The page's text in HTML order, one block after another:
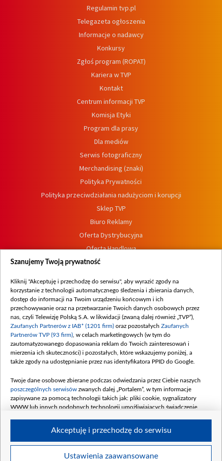
Regulamin tvp.pl
Telegazeta ogłoszenia
Informacje o nadawcy
Konkursy
Zgłoś program (ROPAT)
Kariera w TVP
Kontakt
Centrum informacji TVP
Komisja Etyki
Program dla prasy
Dla mediów
Serwis fotograficzny
Merchandising (znaki)
Polityka Prywatności
Polityka przeciwdziałania nadużyciom i korupcji
Sklep TVP
Biuro Reklamy
Oferta Dystrybucyjna
Oferta Handlowa
Dostępność
Procedura zgłoszeń wewnętrznych
Szanujemy Twoją prywatność
Kliknij "Akceptuję i przechodzę do serwisu", aby wyrazić zgody na
korzystanie z technologii automatycznego śledzenia i zbierania danych,
dostęp do informacji na Twoim urządzeniu końcowym i ich
przechowywanie oraz na przetwarzanie Twoich danych osobowych przez
nas, czyli Telewizję Polską S.A. w likwidacji (zwaną dalej również „TVP”),
Zaufanych Partnerów z IAB* (1201 firm) oraz pozostałych Zaufanych
Partnerów TVP (93 firm) , w celach marketingowych (w tym do
zautomatyzowanego dopasowania reklam do Twoich zainteresowań i
mierzenia ich skuteczności) i pozostałych, które wskazujemy poniżej, a
także zgody na udostępnianie przez nas identyfikatora PPID do Google.
Twoje dane osobowe zbierane podczas odwiedzania przez Ciebie naszych
poszczególnych serwisów zwanych dalej „Portalem”, w tym informacje
zapisywane za pomocą technologii takich jak: pliki cookie, sygnalizatory
WWW lub innych podobnych technologii umożliwiających świadczenie
Twoje dane osobowe zbierane podczas odwiedzania przez Ciebie
Ustawienia zaawansowane
Akceptuję i przechodzę do serwisu